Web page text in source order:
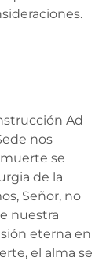
Ad
nos
se
de la
Señor, no
nuestra
eterna en
el alma se